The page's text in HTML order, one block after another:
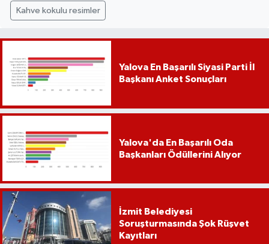
Kahve kokulu resimler
Yalova En Başarılı Siyasi Parti İl
Başkanı Anket Sonuçları
Yalova'da En Başarılı Oda
Başkanları Ödüllerini Alıyor
İzmit Belediyesi
Soruşturmasında Şok Rüşvet
Kayıtları